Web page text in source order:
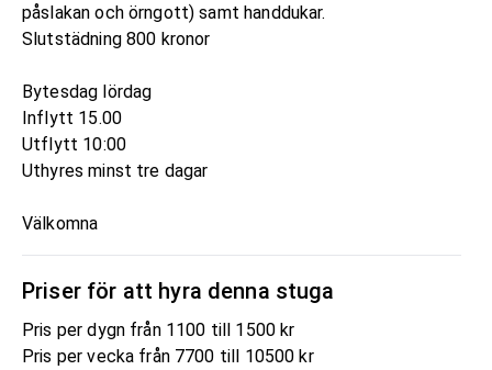
påslakan och örngott) samt handdukar.
Slutstädning 800 kronor
Bytesdag lördag
Inflytt 15.00
Utflytt 10:00
Uthyres minst tre dagar
Välkomna
Priser för att hyra denna stuga
Pris per dygn från 1100 till 1500 kr
Pris per vecka från 7700 till 10500 kr